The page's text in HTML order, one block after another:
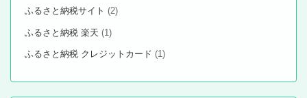
ふるさと納税サイト (2)
ふるさと納税 楽天 (1)
ふるさと納税 クレジットカード (1)